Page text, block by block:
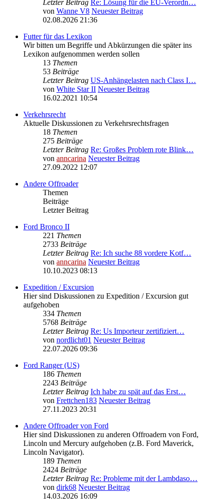
Letzter Beitrag Re: Lösung für die EU‑Verordn…
von Wanne V8 Neuester Beitrag
02.08.2026 21:36
Futter für das Lexikon
Wir bitten um Begriffe und Abkürzungen die später ins
Lexikon aufgenommen werden sollen
13 Themen
53 Beiträge
Letzter Beitrag US-Anhängelasten nach Class I…
von White Star II Neuester Beitrag
16.02.2021 10:54
Verkehrsrecht
Aktuelle Diskussionen zu Verkehrsrechtsfragen
18 Themen
275 Beiträge
Letzter Beitrag Re: Großes Problem rote Blink…
von anncarina Neuester Beitrag
27.09.2022 12:07
Andere Offroader
Themen
Beiträge
Letzter Beitrag
Ford Bronco II
221 Themen
2733 Beiträge
Letzter Beitrag Re: Ich suche 88 vordere Kotf…
von anncarina Neuester Beitrag
10.10.2023 08:13
Expedition / Excursion
Hier sind Diskussionen zu Expedition / Excursion gut
aufgehoben
334 Themen
5768 Beiträge
Letzter Beitrag Re: Us Importeur zertifiziert…
von nordlicht01 Neuester Beitrag
22.07.2026 09:36
Ford Ranger (US)
186 Themen
2243 Beiträge
Letzter Beitrag Ich habe zu spät auf das Erst…
von Frettchen183 Neuester Beitrag
27.11.2023 20:31
Andere Offroader von Ford
Hier sind Diskussionen zu anderen Offroadern von Ford,
Lincoln und Mercury aufgehoben (z.B. Ford Maverick,
Lincoln Navigator).
189 Themen
2424 Beiträge
Letzter Beitrag Re: Probleme mit der Lambdaso…
von dirk68 Neuester Beitrag
14.03.2026 16:09